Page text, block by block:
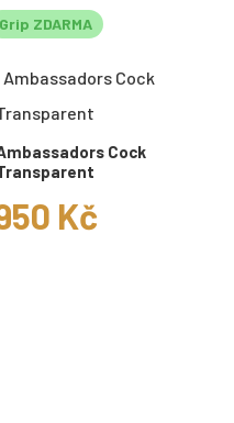
Grip ZDARMA
Cock
Kč